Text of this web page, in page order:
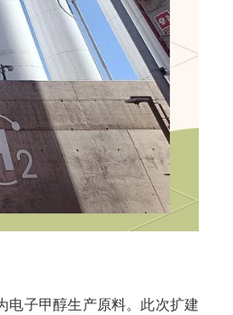
电子甲醇生产原料。此次扩建